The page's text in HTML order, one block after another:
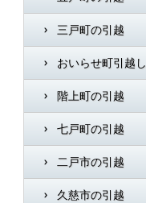
三戸町の引越
おいらせ町引越し
階上町の引越
七戸町の引越
二戸市の引越
久慈市の引越